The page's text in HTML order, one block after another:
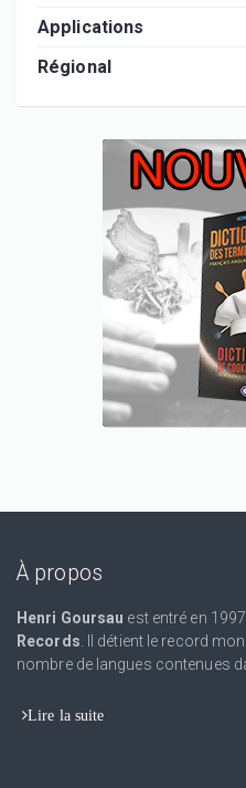
Applications
Régional
À propos
Henri Goursau est entré en
Records. Il détient le record
nombre de langues contenues
Lire la suite